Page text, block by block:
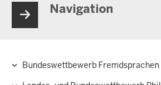
Navigation
Bundeswettbewerb Fremdsprachen